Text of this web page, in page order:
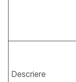
Descriere